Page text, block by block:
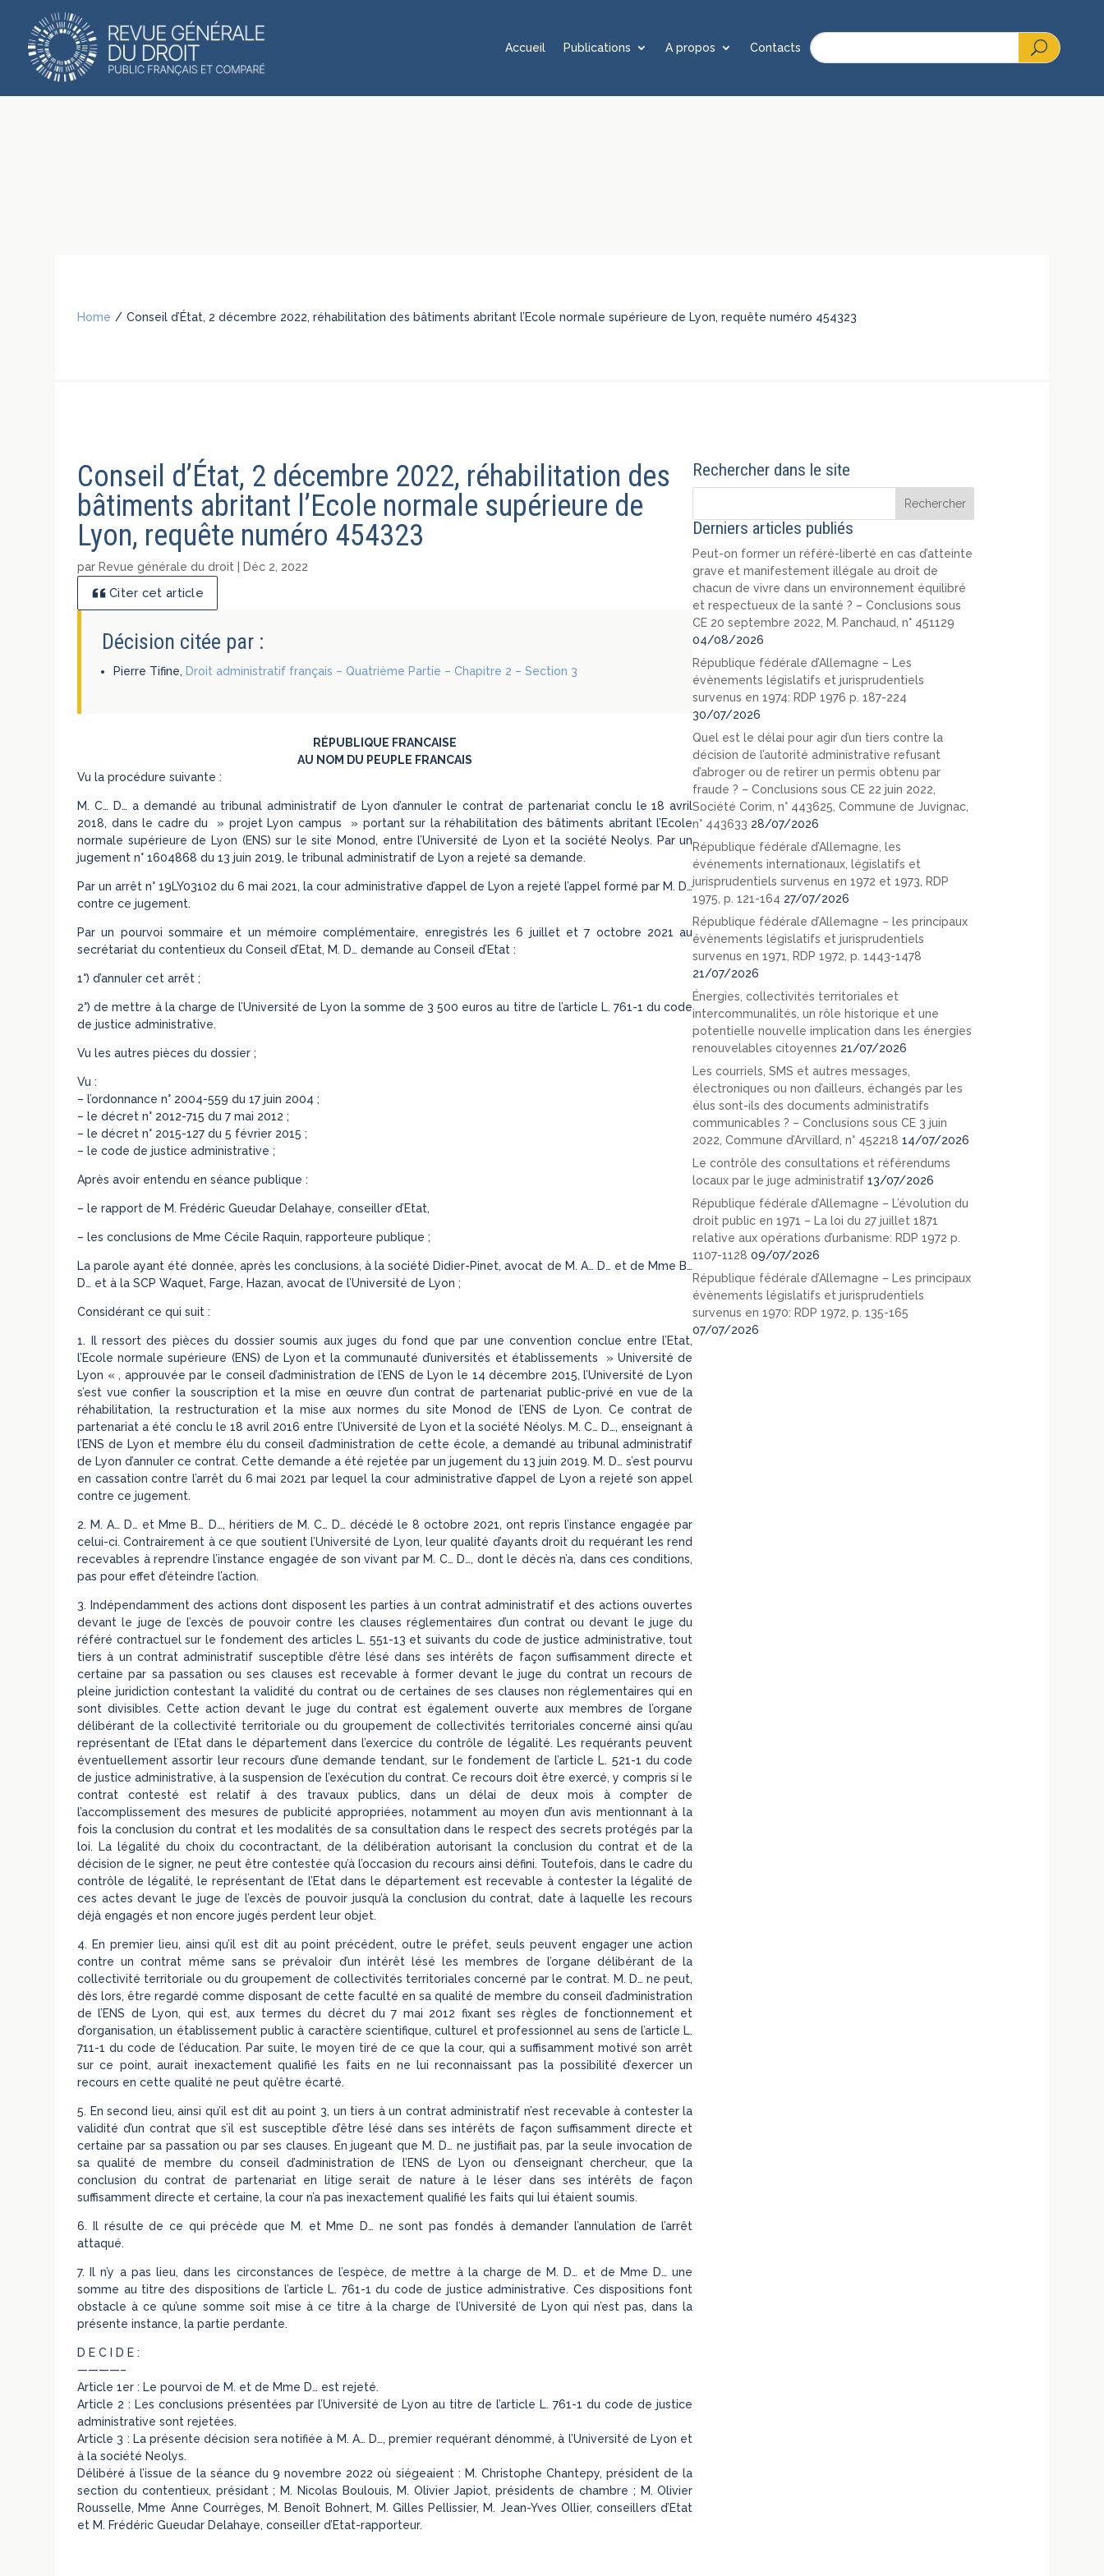
Accueil Publications A propos Contacts
Home / Conseil d’État, 2 décembre 2022, réhabilitation des bâtiments abritant l’Ecole normale supérieure de Lyon, requête numéro 454323
Conseil d’État, 2 décembre 2022, réhabilitation des
bâtiments abritant l’Ecole normale supérieure de
Lyon, requête numéro 454323
par Revue générale du droit Déc 2, 2022
Citer cet article
Décision citée par :
Pierre Tifine, Droit administratif français – Quatrième Partie – Chapitre 2 – Section 3
RÉPUBLIQUE FRANCAISE
AU NOM DU PEUPLE FRANCAIS
Vu la procédure suivante :
M. C… D… a demandé au tribunal administratif de Lyon d’annuler le contrat de partenariat conclu le 18 avril
2018, dans le cadre du » projet Lyon campus » portant sur la réhabilitation des bâtiments abritant l’Ecole
normale supérieure de Lyon (ENS) sur le site Monod, entre l’Université de Lyon et la société Neolys. Par un
jugement n° 1604868 du 13 juin 2019, le tribunal administratif de Lyon a rejeté sa demande.
Par un arrêt n° 19LY03102 du 6 mai 2021, la cour administrative d’appel de Lyon a rejeté l’appel formé par M. D…
contre ce jugement.
Par un pourvoi sommaire et un mémoire complémentaire, enregistrés les 6 juillet et 7 octobre 2021 au
secrétariat du contentieux du Conseil d’Etat, M. D… demande au Conseil d’Etat :
1°) d’annuler cet arrêt ;
2°) de mettre à la charge de l’Université de Lyon la somme de 3 500 euros au titre de l’article L. 761-1 du code
de justice administrative.
Vu les autres pièces du dossier ;
Vu :
– l’ordonnance n° 2004-559 du 17 juin 2004 ;
– le décret n° 2012-715 du 7 mai 2012 ;
– le décret n° 2015-127 du 5 février 2015 ;
– le code de justice administrative ;
Après avoir entendu en séance publique :
– le rapport de M. Frédéric Gueudar Delahaye, conseiller d’Etat,
– les conclusions de Mme Cécile Raquin, rapporteure publique ;
La parole ayant été donnée, après les conclusions, à la société Didier-Pinet, avocat de M. A… D… et de Mme B…
D… et à la SCP Waquet, Farge, Hazan, avocat de l’Université de Lyon ;
Considérant ce qui suit :
1. Il ressort des pièces du dossier soumis aux juges du fond que par une convention conclue entre l’Etat,
l’Ecole normale supérieure (ENS) de Lyon et la communauté d’universités et établissements » Université de
Lyon « , approuvée par le conseil d’administration de l’ENS de Lyon le 14 décembre 2015, l’Université de Lyon
s’est vue confier la souscription et la mise en œuvre d’un contrat de partenariat public-privé en vue de la
réhabilitation, la restructuration et la mise aux normes du site Monod de l’ENS de Lyon. Ce contrat de
partenariat a été conclu le 18 avril 2016 entre l’Université de Lyon et la société Néolys. M. C… D…, enseignant à
l’ENS de Lyon et membre élu du conseil d’administration de cette école, a demandé au tribunal administratif
de Lyon d’annuler ce contrat. Cette demande a été rejetée par un jugement du 13 juin 2019. M. D… s’est pourvu
en cassation contre l’arrêt du 6 mai 2021 par lequel la cour administrative d’appel de Lyon a rejeté son appel
contre ce jugement.
2. M. A… D… et Mme B… D…, héritiers de M. C… D… décédé le 8 octobre 2021, ont repris l’instance engagée par
celui-ci. Contrairement à ce que soutient l’Université de Lyon, leur qualité d’ayants droit du requérant les rend
recevables à reprendre l’instance engagée de son vivant par M. C… D…, dont le décès n’a, dans ces conditions,
pas pour effet d’éteindre l’action.
3. Indépendamment des actions dont disposent les parties à un contrat administratif et des actions ouvertes
devant le juge de l’excès de pouvoir contre les clauses réglementaires d’un contrat ou devant le juge du
référé contractuel sur le fondement des articles L. 551-13 et suivants du code de justice administrative, tout
tiers à un contrat administratif susceptible d’être lésé dans ses intérêts de façon suffisamment directe et
certaine par sa passation ou ses clauses est recevable à former devant le juge du contrat un recours de
pleine juridiction contestant la validité du contrat ou de certaines de ses clauses non réglementaires qui en
sont divisibles. Cette action devant le juge du contrat est également ouverte aux membres de l’organe
délibérant de la collectivité territoriale ou du groupement de collectivités territoriales concerné ainsi qu’au
représentant de l’Etat dans le département dans l’exercice du contrôle de légalité. Les requérants peuvent
éventuellement assortir leur recours d’une demande tendant, sur le fondement de l’article L. 521-1 du code
de justice administrative, à la suspension de l’exécution du contrat. Ce recours doit être exercé, y compris si le
contrat contesté est relatif à des travaux publics, dans un délai de deux mois à compter de
l’accomplissement des mesures de publicité appropriées, notamment au moyen d’un avis mentionnant à la
fois la conclusion du contrat et les modalités de sa consultation dans le respect des secrets protégés par la
loi. La légalité du choix du cocontractant, de la délibération autorisant la conclusion du contrat et de la
décision de le signer, ne peut être contestée qu’à l’occasion du recours ainsi défini. Toutefois, dans le cadre du
contrôle de légalité, le représentant de l’Etat dans le département est recevable à contester la légalité de
ces actes devant le juge de l’excès de pouvoir jusqu’à la conclusion du contrat, date à laquelle les recours
déjà engagés et non encore jugés perdent leur objet.
4. En premier lieu, ainsi qu’il est dit au point précédent, outre le préfet, seuls peuvent engager une action
contre un contrat même sans se prévaloir d’un intérêt lésé les membres de l’organe délibérant de la
collectivité territoriale ou du groupement de collectivités territoriales concerné par le contrat. M. D… ne peut,
dès lors, être regardé comme disposant de cette faculté en sa qualité de membre du conseil d’administration
de l’ENS de Lyon, qui est, aux termes du décret du 7 mai 2012 fixant ses règles de fonctionnement et
d’organisation, un établissement public à caractère scientifique, culturel et professionnel au sens de l’article L.
711-1 du code de l’éducation. Par suite, le moyen tiré de ce que la cour, qui a suffisamment motivé son arrêt
sur ce point, aurait inexactement qualifié les faits en ne lui reconnaissant pas la possibilité d’exercer un
recours en cette qualité ne peut qu’être écarté.
5. En second lieu, ainsi qu’il est dit au point 3, un tiers à un contrat administratif n’est recevable à contester la
validité d’un contrat que s’il est susceptible d’être lésé dans ses intérêts de façon suffisamment directe et
certaine par sa passation ou par ses clauses. En jugeant que M. D… ne justifiait pas, par la seule invocation de
sa qualité de membre du conseil d’administration de l’ENS de Lyon ou d’enseignant chercheur, que la
conclusion du contrat de partenariat en litige serait de nature à le léser dans ses intérêts de façon
suffisamment directe et certaine, la cour n’a pas inexactement qualifié les faits qui lui étaient soumis.
6. Il résulte de ce qui précède que M. et Mme D… ne sont pas fondés à demander l’annulation de l’arrêt
attaqué.
7. Il n’y a pas lieu, dans les circonstances de l’espèce, de mettre à la charge de M. D… et de Mme D… une
somme au titre des dispositions de l’article L. 761-1 du code de justice administrative. Ces dispositions font
obstacle à ce qu’une somme soit mise à ce titre à la charge de l’Université de Lyon qui n’est pas, dans la
présente instance, la partie perdante.
D E C I D E :
————–
Article 1er : Le pourvoi de M. et de Mme D… est rejeté.
Article 2 : Les conclusions présentées par l’Université de Lyon au titre de l’article L. 761-1 du code de justice
administrative sont rejetées.
Article 3 : La présente décision sera notifiée à M. A… D…, premier requérant dénommé, à l’Université de Lyon et
à la société Neolys.
Délibéré à l’issue de la séance du 9 novembre 2022 où siégeaient : M. Christophe Chantepy, président de la
section du contentieux, présidant ; M. Nicolas Boulouis, M. Olivier Japiot, présidents de chambre ; M. Olivier
Rousselle, Mme Anne Courrèges, M. Benoît Bohnert, M. Gilles Pellissier, M. Jean-Yves Ollier, conseillers d’Etat
et M. Frédéric Gueudar Delahaye, conseiller d’Etat-rapporteur.
Rechercher dans le site
Derniers articles publiés
Peut-on former un référé-liberté en cas d’atteinte
grave et manifestement illégale au droit de
chacun de vivre dans un environnement équilibré
et respectueux de la santé ? – Conclusions sous
CE 20 septembre 2022, M. Panchaud, n° 451129
04/08/2026
République fédérale d’Allemagne – Les
évènements législatifs et jurisprudentiels
survenus en 1974: RDP 1976 p. 187-224
30/07/2026
Quel est le délai pour agir d’un tiers contre la
décision de l’autorité administrative refusant
d’abroger ou de retirer un permis obtenu par
fraude ? – Conclusions sous CE 22 juin 2022,
Société Corim, n° 443625, Commune de Juvignac,
n° 443633 28/07/2026
République fédérale d’Allemagne, les
événements internationaux, législatifs et
jurisprudentiels survenus en 1972 et 1973, RDP
1975, p. 121-164 27/07/2026
République fédérale d’Allemagne – les principaux
évènements législatifs et jurisprudentiels
survenus en 1971, RDP 1972, p. 1443-1478
21/07/2026
Énergies, collectivités territoriales et
intercommunalités, un rôle historique et une
potentielle nouvelle implication dans les énergies
renouvelables citoyennes 21/07/2026
Les courriels, SMS et autres messages,
électroniques ou non d’ailleurs, échangés par les
élus sont-ils des documents administratifs
communicables ? – Conclusions sous CE 3 juin
2022, Commune d’Arvillard, n° 452218 14/07/2026
Le contrôle des consultations et référendums
locaux par le juge administratif 13/07/2026
République fédérale d’Allemagne – L’évolution du
droit public en 1971 – La loi du 27 juillet 1871
relative aux opérations d’urbanisme: RDP 1972 p.
1107-1128 09/07/2026
République fédérale d’Allemagne – Les principaux
évènements législatifs et jurisprudentiels
survenus en 1970: RDP 1972, p. 135-165
07/07/2026